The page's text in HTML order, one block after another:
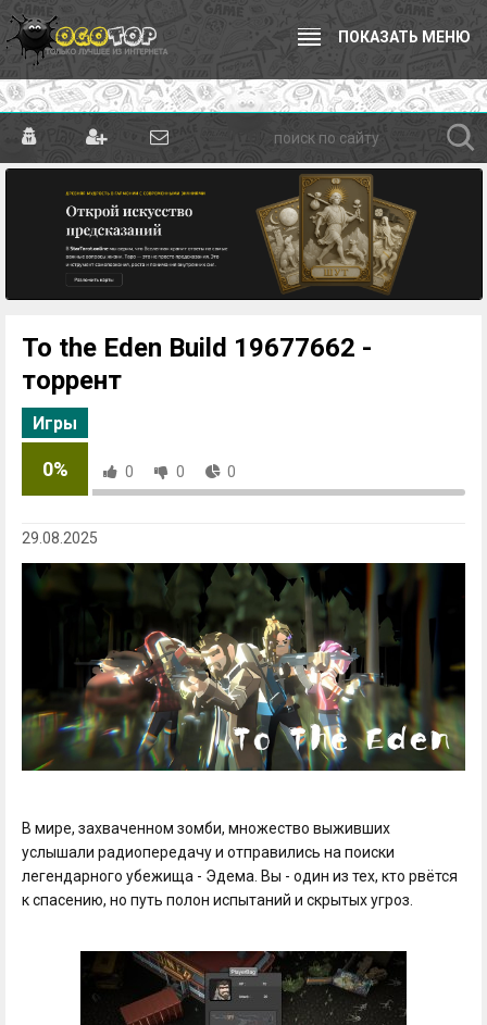
ПОКАЗАТЬ МЕНЮ
To the Eden Build 19677662 -
торрент
Игры
0% 0 0 0
29.08.2025
В мире, захваченном зомби, множество выживших
услышали радиопередачу и отправились на поиски
легендарного убежища - Эдема. Вы - один из тех, кто рвётся
к спасению, но путь полон испытаний и скрытых угроз.